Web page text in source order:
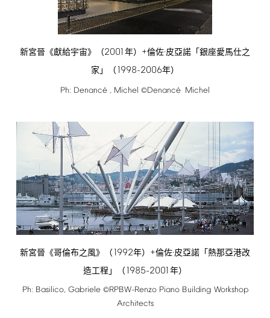
新宮晉《獻給宇宙》（2001年） +倫佐·皮亞諾「銀座愛馬仕之
家」（1998-2006年）
Ph: Denancé , Michel ©Denancé Michel
新宮晉《哥倫布之風》（1992年） +倫佐·皮亞諾「熱那亞港改
造工程」（1985-2001年）
Ph: Basilico, Gabriele©RPBW-Renzo Piano Building Workshop
Architects